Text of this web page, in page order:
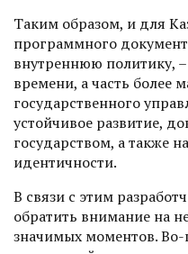
Таким образом, и для
программного
внутреннюю политику,
времени, а часть более
государственного
устойчивое развитие,
государством, а также
идентичности.
В связи с этим
обратить внимание на
значимых моментов.